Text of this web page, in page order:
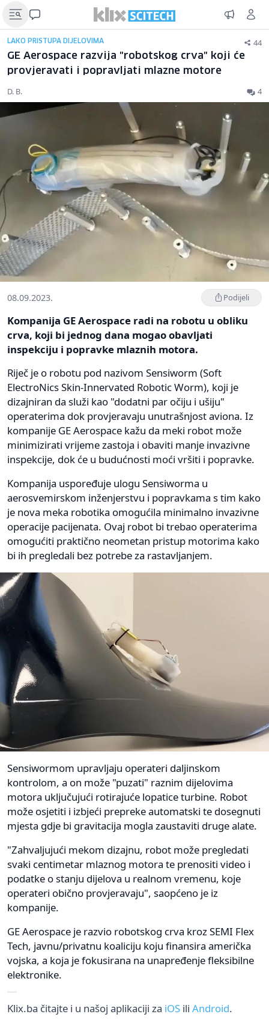
LAKO PRISTUPA DIJELOVIMA 44
GE Aerospace razvija "robotskog crva" koji će
provjeravati i popravljati mlazne motore
D. B. 4
08.09.2023. Podijeli
Kompanija GE Aerospace radi na robotu u obliku
crva, koji bi jednog dana mogao obavljati
inspekciju i popravke mlaznih motora.
Riječ je o robotu pod nazivom Sensiworm (Soft
ElectroNics Skin-Innervated Robotic Worm), koji je
dizajniran da služi kao "dodatni par očiju i ušiju"
operaterima dok provjeravaju unutrašnjost aviona. Iz
kompanije GE Aerospace kažu da meki robot može
minimizirati vrijeme zastoja i obaviti manje invazivne
inspekcije, dok će u budućnosti moći vršiti i popravke.
Kompanija uspoređuje ulogu Sensiworma u
aerosvemirskom inženjerstvu i popravkama s tim kako
je nova meka robotika omogućila minimalno invazivne
operacije pacijenata. Ovaj robot bi trebao operaterima
omogućiti praktično neometan pristup motorima kako
bi ih pregledali bez potrebe za rastavljanjem.
Sensiwormom upravljaju operateri daljinskom
kontrolom, a on može "puzati" raznim dijelovima
motora uključujući rotirajuće lopatice turbine. Robot
može osjetiti i izbjeći prepreke automatski te dosegnuti
mjesta gdje bi gravitacija mogla zaustaviti druge alate.
"Zahvaljujući mekom dizajnu, robot može pregledati
svaki centimetar mlaznog motora te prenositi video i
podatke o stanju dijelova u realnom vremenu, koje
operateri obično provjeravaju", saopćeno je iz
kompanije.
GE Aerospace je razvio robotskog crva kroz SEMI Flex
Tech, javnu/privatnu koaliciju koju finansira američka
vojska, a koja je fokusirana na unapređenje fleksibilne
elektronike.
Klix.ba čitajte i u našoj aplikaciji za iOS ili Android.